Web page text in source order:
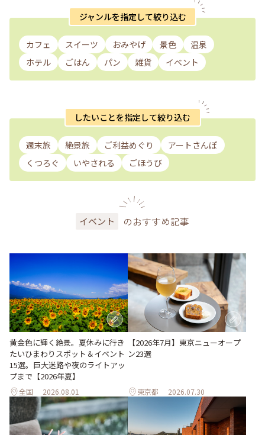
ジャンルを指定して絞り込む
カフェ スイーツ おみやげ 景色
温泉
ホテル
ごはん パン 雑貨 イベント
したいことを指定して絞り込む
週末旅 絶景旅 ご利益めぐり
アートさんぽ
くつろぐ
いやされる ごほうび
イベント のおすすめ記事
黄金色に輝く絶景。夏休みに行き
たいひまわりスポット＆イベント
15選。巨大迷路や夜のライトアッ
プまで【2026年夏】
全国 2026.08.01
【2026年7月】東京ニューオープ
ン23選
東京都 2026.07.30